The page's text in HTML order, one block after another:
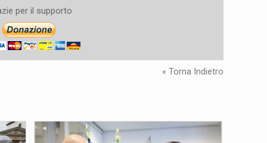
per il supporto
« Torna Indietro